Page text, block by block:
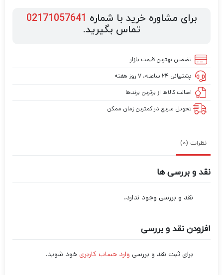
برای مشاوره خرید با شماره 02171057641
تماس بگیرید.
تضمین بهترین قیمت بازار
پشتیبانی ۲۴ ساعته، ۷ روز هفته
اصالت کالاها از برترین برندها
تحویل سریع در کمترین زمان ممکن
نظرات (0)
نقد و بررسی ها
نقد و بررسی وجود ندارد.
افزودن نقد و بررسی
برای ثبت نقد و بررسی وارد حساب کاربری خود شوید.